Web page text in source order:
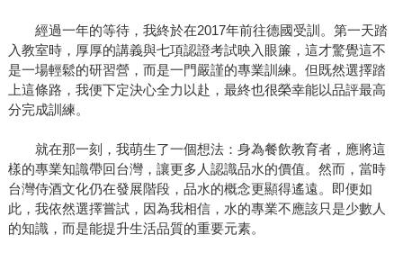
經過一年的等待，我終於在2017年前往德國受訓。第一天踏
入教室時，厚厚的講義與七項認證考試映入眼簾，這才驚覺這不
是一場輕鬆的研習營，而是一門嚴謹的專業訓練。但既然選擇踏
上這條路，我便下定決心全力以赴，最終也很榮幸能以品評最高
分完成訓練。
就在那一刻，我萌生了一個想法：身為餐飲教育者，應將這
樣的專業知識帶回台灣，讓更多人認識品水的價值。然而，當時
台灣侍酒文化仍在發展階段，品水的概念更顯得遙遠。即便如
此，我依然選擇嘗試，因為我相信，水的專業不應該只是少數人
的知識，而是能提升生活品質的重要元素。